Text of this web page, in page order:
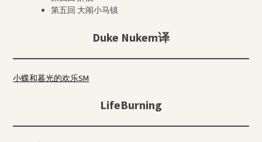
第五回 大闹小马镇
Duke Nukem译
小蝶和暮光的欢乐SM
LifeBurning